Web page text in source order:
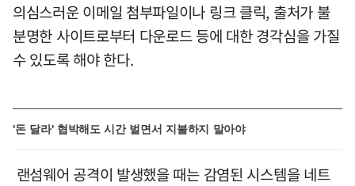
의심스러운 이메일 첨부파일이나 링크 클릭, 출처가 불
분명한 사이트로부터 다운로드 등에 대한 경각심을 가질
수 있도록 해야 한다.
'돈 달라' 협박해도 시간 벌면서 지불하지 말아야
랜섬웨어 공격이 발생했을 때는 감염된 시스템을 네트